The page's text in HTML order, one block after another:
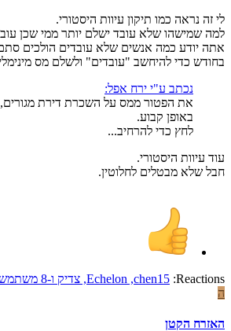
לי זה נראה כמו תיקון עיוות היסטורי.
למה שמישהו שלא עובד ישלם יותר ממי שכן
אתה יודע כמה אנשים שלא עובדים הולכים
בחודש כדי להיחשב "עובדים" ולשלם מס
נכתב ע"י ירח אפל:
את הפטור ממס על השכרת דירת מגורים,
באופן קבוע.
לחץ כדי להרחיב...
עוד עיוות היסטורי.
חבל שלא מבטלים לחלוטין.
Reactions:
chen15
,
Echelon
, צדיק ו-8 משתמשים נוספים
ה
האזרח הקטן